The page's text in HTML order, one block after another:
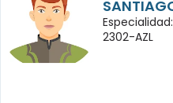
2302-AZL